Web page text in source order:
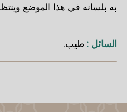
به بلسانه في هذا الموضع
السائل : طيب.